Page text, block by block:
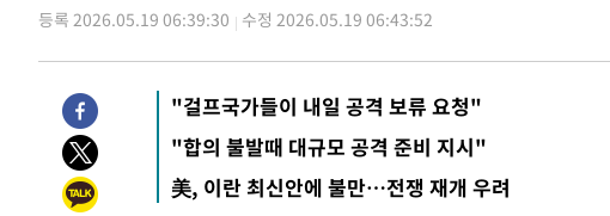
등록 2026.05.19 06:39:30 수정 2026.05.19 06:43:52
"걸프국가들이 내일 공격 보류 요청"
"합의 불발때 대규모 공격 준비 지시"
美, 이란 최신안에 불만…전쟁 재개 우려